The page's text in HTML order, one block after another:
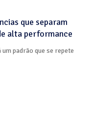
que separam
alta performance
um padrão que se repete